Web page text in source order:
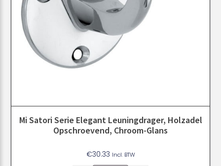
Mi Satori Serie Elegant Leuningdrager, Holzadel
Opschroevend, Chroom-Glans
€30.33 Incl. BTW